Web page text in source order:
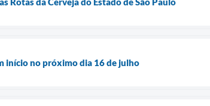
início no próximo dia 16 de julho